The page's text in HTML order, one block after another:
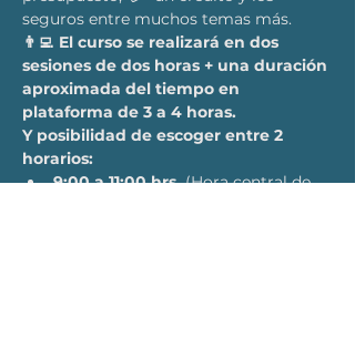
seguros entre muchos temas más.
👨‍💻  El curso se realizará en dos
sesiones de dos horas + una duración
aproximada del tiempo en
plataforma de 3 a 4 horas.
Y posibilidad de escoger entre 2
horarios:
9:00 a 11:00 hrs. (Hora central de